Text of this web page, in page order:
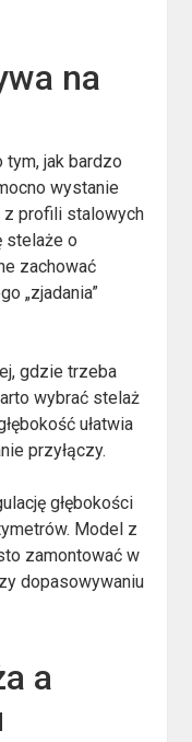
na
tym, jak bardzo
wystanie
z profili stalowych
stelaże o
zachować
„zjadania”
gdzie trzeba
wybrać stelaż
ułatwia
przyłączy.
głębokości
Model z
zamontować w
dopasowywaniu
a